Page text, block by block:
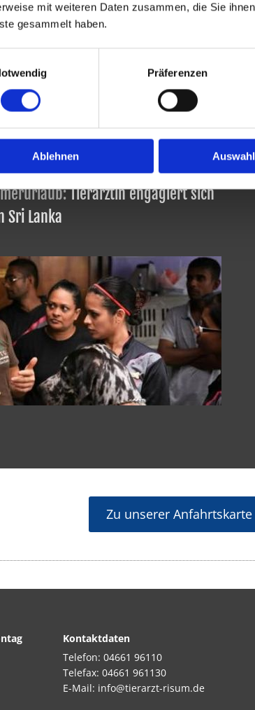
mit weiteren Daten zusammen, die Sie
gesammelt haben.
Präferenzen
Ablehnen
Tierärztin engagiert sich
Sri Lanka
Zu unserer
Kontaktdaten
Telefon: 04661 96110
Telefax: 04661 961130
E-Mail: info@tierarzt-risum.de